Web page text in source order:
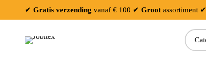
✔ Gratis verzending vanaf € 100 ✔ Groot assortiment ✔
Zoeken: